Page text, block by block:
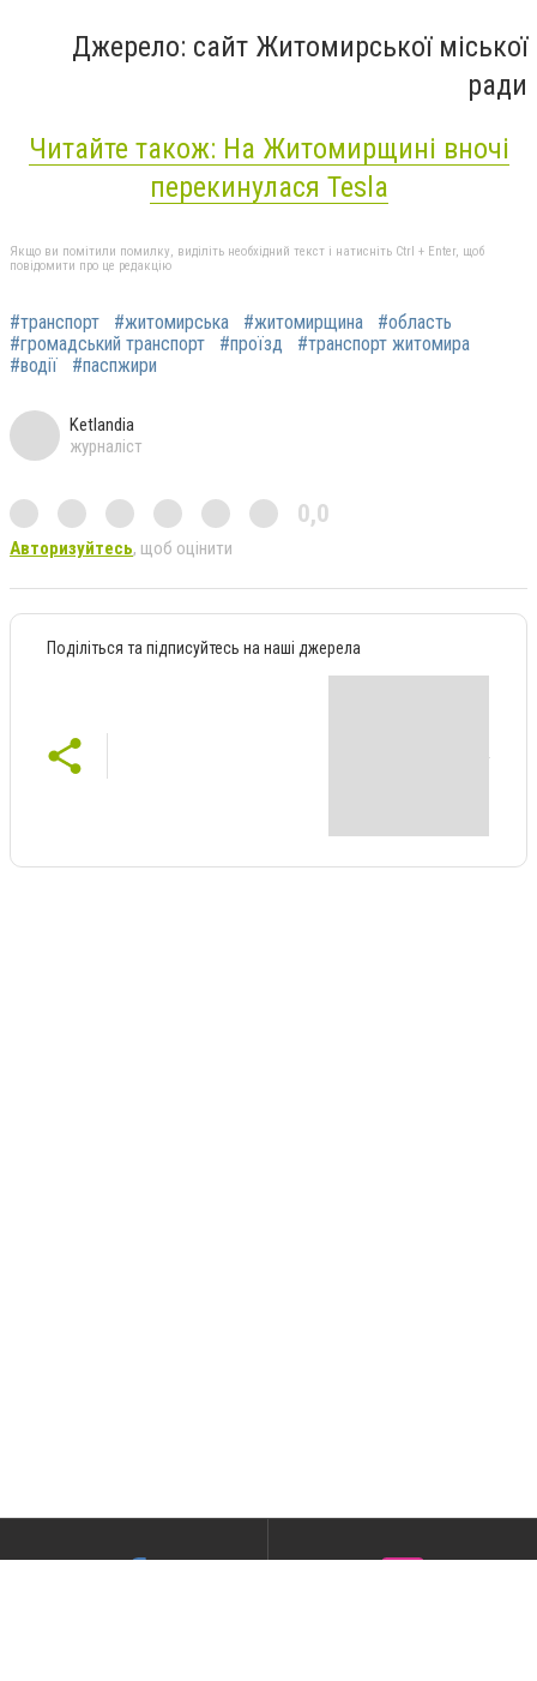
Джерело: сайт Житомирської міської
ради
Читайте також: На Житомирщині вночі
перекинулася Tesla
Якщо ви помітили помилку, виділіть необхідний текст і натисніть Ctrl + Enter, щоб
повідомити про це редакцію
#транспорт #житомирська #житомирщина
#область
#громадський транспорт
#проїзд
#транспорт житомира
#водії
#паспжири
Ketlandia
журналіст
0,0
Авторизуйтесь, щоб оцінити
Поділіться та підписуйтесь на наші джерела